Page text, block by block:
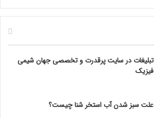
تبلیغات در سایت پرقدرت و تخصصی جهان شیمی
فیزیک
علت سبز شدن آب استخر شنا چیست؟